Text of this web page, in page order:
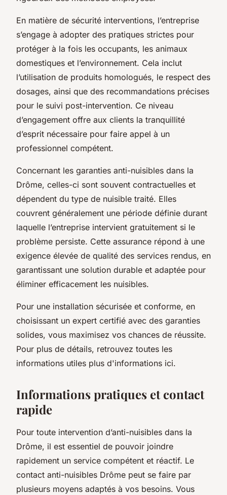
En matière de sécurité interventions, l’entreprise
s’engage à adopter des pratiques strictes pour
protéger à la fois les occupants, les animaux
domestiques et l’environnement. Cela inclut
l’utilisation de produits homologués, le respect des
dosages, ainsi que des recommandations précises
pour le suivi post-intervention. Ce niveau
d’engagement offre aux clients la tranquillité
d’esprit nécessaire pour faire appel à un
professionnel compétent.
Concernant les garanties anti-nuisibles dans la
Drôme, celles-ci sont souvent contractuelles et
dépendent du type de nuisible traité. Elles
couvrent généralement une période définie durant
laquelle l’entreprise intervient gratuitement si le
problème persiste. Cette assurance répond à une
exigence élevée de qualité des services rendus, en
garantissant une solution durable et adaptée pour
éliminer efficacement les nuisibles.
Pour une installation sécurisée et conforme, en
choisissant un expert certifié avec des garanties
solides, vous maximisez vos chances de réussite.
Pour plus de détails, retrouvez toutes les
informations utiles plus d'informations ici.
Informations pratiques et contact
rapide
Pour toute intervention d’anti-nuisibles dans la
Drôme, il est essentiel de pouvoir joindre
rapidement un service compétent et réactif. Le
contact anti-nuisibles Drôme peut se faire par
plusieurs moyens adaptés à vos besoins. Vous